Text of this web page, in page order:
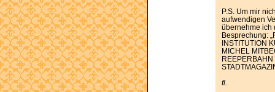
P.S. Um mir
aufwendigen
übernehme ich
Besprechung:
INSTITUTION
MICHEL
fl.